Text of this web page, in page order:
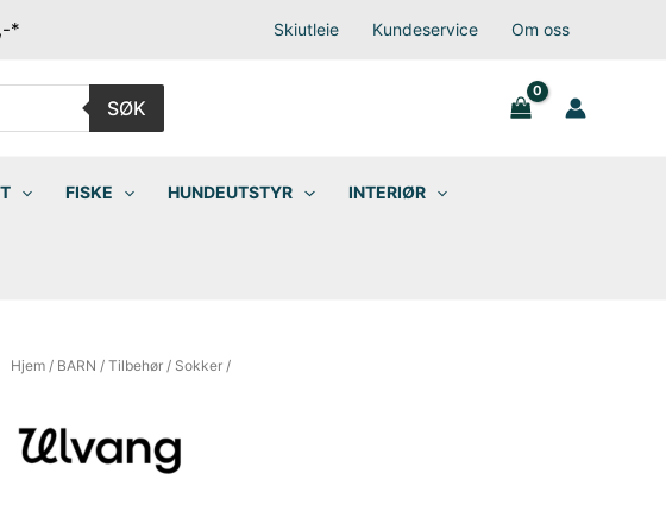
* Skiutleie Kundeservice Om oss
SØK
FISKE HUNDEUTSTYR INTERIØR
Hjem/ BARN / Tilbehør/ Sokker/